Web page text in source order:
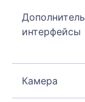
интерфейсы
Камера